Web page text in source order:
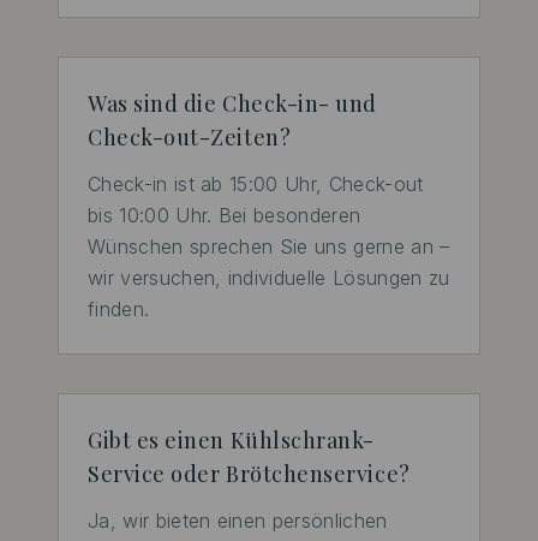
Was sind die Check-in- und
Check-out-Zeiten?
Check-in ist ab 15:00 Uhr, Check-out
bis 10:00 Uhr. Bei besonderen
Wünschen sprechen Sie uns gerne an –
wir versuchen, individuelle Lösungen zu
finden.
Gibt es einen Kühlschrank-
Service oder Brötchenservice?
Ja, wir bieten einen persönlichen